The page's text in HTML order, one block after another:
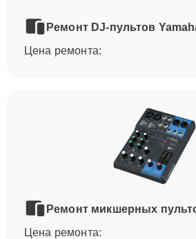
Ремонт DJ-пультов
Цена ремонта:
Ремонт микшерных
Цена ремонта: